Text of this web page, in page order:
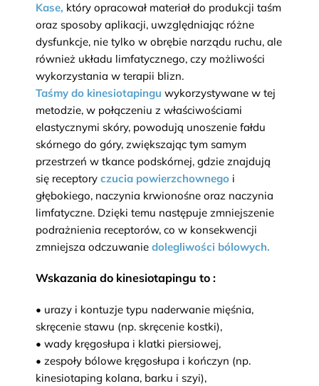
Kase, który opracował materiał do produkcji taśm
oraz sposoby aplikacji, uwzględniając różne
dysfunkcje, nie tylko w obrębie narządu ruchu, ale
również układu limfatycznego, czy możliwości
wykorzystania w terapii blizn.
Taśmy do kinesiotapingu wykorzystywane w tej
metodzie, w połączeniu z właściwościami
elastycznymi skóry, powodują unoszenie fałdu
skórnego do góry, zwiększając tym samym
przestrzeń w tkance podskórnej, gdzie znajdują
się receptory czucia powierzchownegoi
głębokiego, naczynia krwionośne oraz naczynia
limfatyczne. Dzięki temu następuje zmniejszenie
podrażnienia receptorów, co w konsekwencji
zmniejsza odczuwanie dolegliwości bólowych.
Wskazania do kinesiotapingu to :
• urazy i kontuzje typu naderwanie mięśnia,
skręcenie stawu (np. skręcenie kostki),
• wady kręgosłupa i klatki piersiowej,
• zespoły bólowe kręgosłupa i kończyn (np.
kinesiotaping kolana, barku i szyi),